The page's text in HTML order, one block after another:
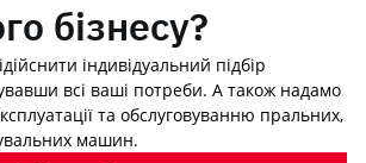
бізнесу?
індивідуальний підбір
всі ваші потреби. А також надамо
та обслуговуванню пральних,
машин.